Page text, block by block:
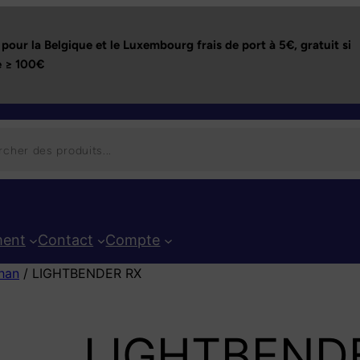
pour la Belgique et le Luxembourg frais de port à 5€, gratuit si
≥ 100€
Contact Compte
/ LIGHTBENDER RX